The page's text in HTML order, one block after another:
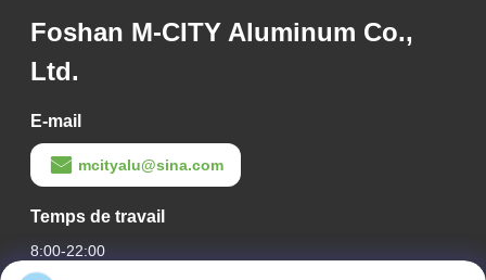
Foshan M-CITY Aluminum Co.,
Ltd.
E-mail
mcityalu@sina.com
Temps de travail
8:00-22:00